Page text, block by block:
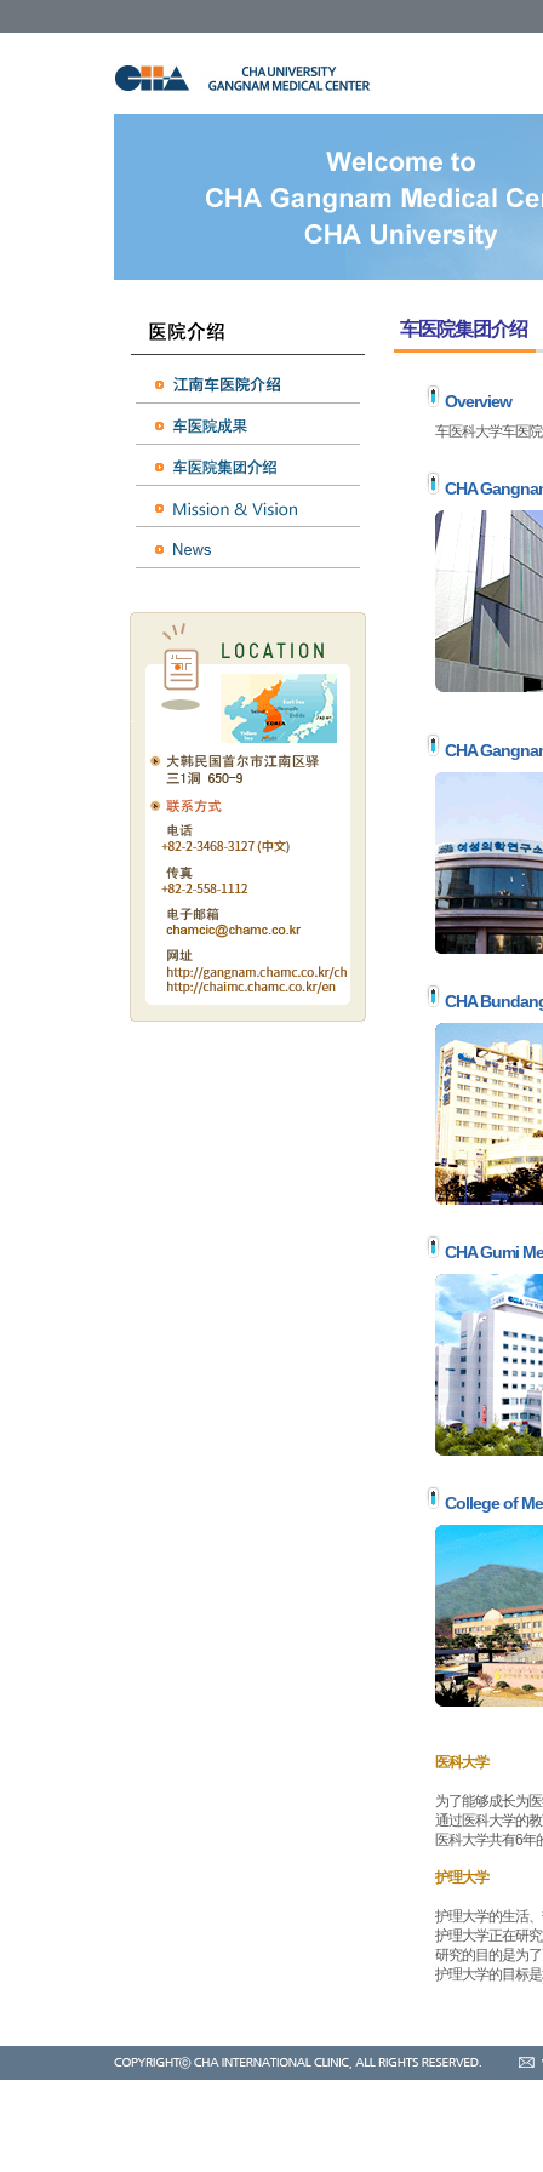
车医院集团介绍
Overview
车医科大学车医
CHA
CHA
CHA
CHA Gumi
College of
医科大学
为了能够成长为
通过医科大学的
医科大学共有6年
护理大学
护理大学的生活
护理大学正在研
研究的目的是为
护理大学的目标